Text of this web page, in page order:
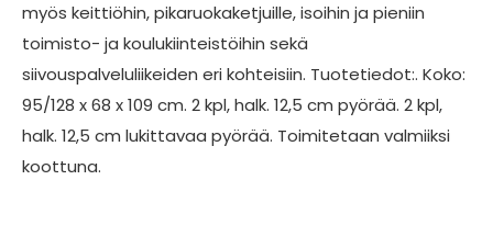
myös keittiöhin, pikaruokaketjuille, isoihin ja pieniin
toimisto- ja koulukiinteistöihin sekä
siivouspalveluliikeiden eri kohteisiin. Tuotetiedot:. Koko:
95/128 x 68 x 109 cm. 2 kpl, halk. 12,5 cm pyörää. 2 kpl,
halk. 12,5 cm lukittavaa pyörää. Toimitetaan valmiiksi
koottuna.